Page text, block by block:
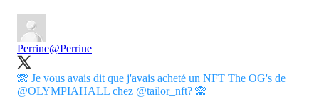
Perrine@Perrine
🙈 Je vous avais dit que j'avais acheté un NFT The OG's de
@OLYMPIAHALL chez @tailor_nft? 🙈